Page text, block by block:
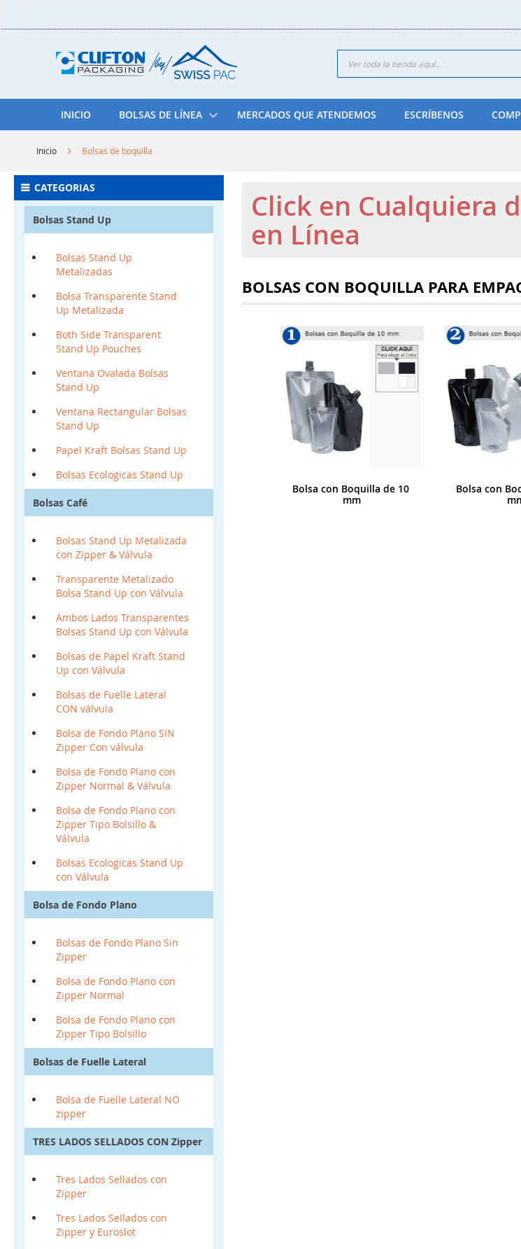
to
Search
INICIO BOLSAS DE LÍNEA MERCADOS QUE ATENDEMOS ESCRÍBENOS
Inicio Bolsas de boquilla
Click en Cualquiera
en Línea
BOLSAS CON BOQUILLA PARA
Bolsa con Boquilla de 10
mm
Bolsa con
CATEGORIAS
Bolsas Stand Up
Bolsas Stand Up
Metalizadas
Bolsa Transparente Stand
Up Metalizada
Both Side Transparent
Stand Up Pouches
Ventana Ovalada Bolsas
Stand Up
Ventana Rectangular Bolsas
Stand Up
Papel Kraft Bolsas Stand Up
Bolsas Ecologicas Stand Up
Bolsas Café
Bolsas Stand Up Metalizada
con Zipper & Válvula
Transparente Metalizado
Bolsa Stand Up con Válvula
Ambos Lados Transparentes
Bolsas Stand Up con Válvula
Bolsas de Papel Kraft Stand
Up con Válvula
Bolsas de Fuelle Lateral
CON válvula
Bolsa de Fondo Plano SIN
Zipper Con válvula
Bolsa de Fondo Plano con
Zipper Normal & Válvula
Bolsa de Fondo Plano con
Zipper Tipo Bolsillo &
Válvula
Bolsas Ecologicas Stand Up
con Válvula
Bolsa de Fondo Plano
Bolsas de Fondo Plano Sin
Zipper
Bolsa de Fondo Plano con
Zipper Normal
Bolsa de Fondo Plano con
Zipper Tipo Bolsillo
Bolsas de Fuelle Lateral
Bolsa de Fuelle Lateral NO
zipper
TRES LADOS SELLADOS CON Zipper
Tres Lados Sellados con
Zipper
Tres Lados Sellados con
Zipper y Euroslot